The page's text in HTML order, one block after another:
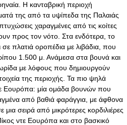
Η κανταβρική περιοχή
της από τα υψίπεδα της Παλαιάς
χαραγμένες από τις κοίτες
προς τον νότο. Στα ενδότερα, το
σε πλατιά οροπέδια με λιβάδια, που
1.500 μ. Ανάμεσα στα βουνά και
με λόφους που δημιουργούν
της περιοχής. Τα πιο ψηλά
Εουρόπα: μία ομάδα βουνών που
από βαθιά φαράγγια, με άφθονα
σειρά από μικρότερες κορδιλιέρες
ντε Εουρόπα και στο βασκικό